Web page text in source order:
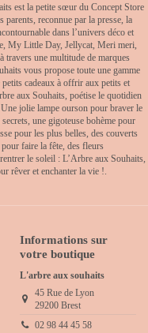
est la petite sœur du Concept Store
parents, reconnue par la presse, la
dans l’univers déco et
My Little Day, Jellycat, Meri meri,
une multitude de marques
vous propose toute une gamme
cadeaux à offrir aux petits et
aux Souhaits, poétise le quotidien
Une jolie lampe ourson pour braver le
une gigoteuse bohème pour
pour les plus belles, des couverts
faire la fête, des fleurs
le soleil : L’Arbre aux Souhaits,
rêver et enchanter la vie !.
Informations sur
votre boutique
L'arbre aux souhaits
45 Rue de Lyon
29200 Brest
02 98 44 45 58